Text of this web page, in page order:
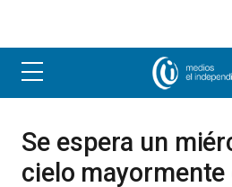
Se espera un
cielo mayormente